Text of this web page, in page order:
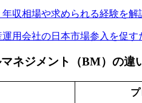
収相場や求められる経験を解
用会社の日本市場参入を促す
ネジメント（BM）の違